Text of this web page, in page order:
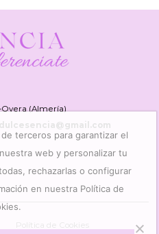
Overa (Almería)
Política de Cookies
terceros para garantizar el
web y personalizar tu
rechazarlas o configurar
en nuestra Política de